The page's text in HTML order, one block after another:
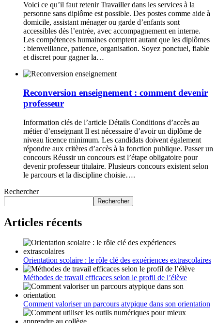
Voici ce qu’il faut retenir Travailler dans les services à la
personne sans diplôme est possible. Des postes comme aide à
domicile, assistant ménager ou garde d’enfants sont
accessibles dès l’entrée, avec accompagnement en interne.
Les compétences humaines comptent autant que les diplômes
: bienveillance, patience, organisation. Soyez ponctuel, fiable
et discret pour gagner la…
Reconversion enseignement : comment devenir
professeur
Information clés de l’article Détails Conditions d’accès au
métier d’enseignant Il est nécessaire d’avoir un diplôme de
niveau licence minimum. Les candidats doivent également
répondre aux critères d’accès à la fonction publique. Passer un
concours Réussir un concours est l’étape obligatoire pour
devenir professeur titulaire. Plusieurs concours existent selon
le parcours et la discipline choisie….
Rechercher
Rechercher
Articles récents
Orientation scolaire : le rôle clé des expériences extrascolaires
Méthodes de travail efficaces selon le profil de l’élève
Comment valoriser un parcours atypique dans son orientation